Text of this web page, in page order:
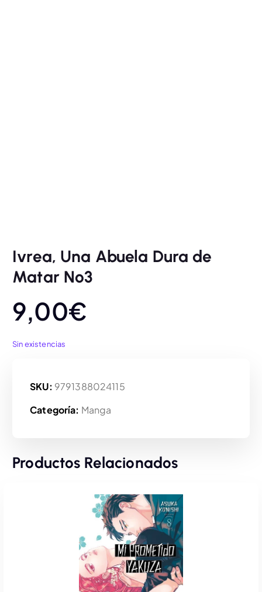
Ivrea, Una Abuela Dura de
Matar Nº3
9,00€
Sin existencias
SKU: 9791388024115
Categoría: Manga
Productos Relacionados